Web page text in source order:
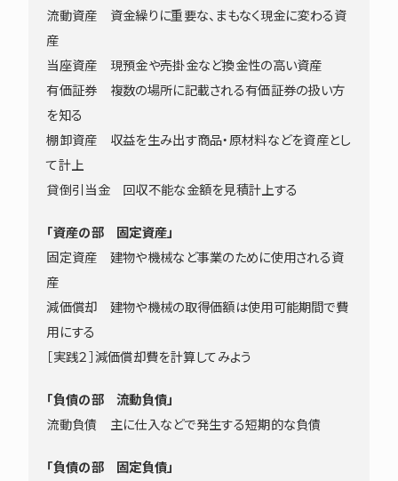
流動資産 資金繰りに重要な、まもなく現金に変わる資
産
当座資産 現預金や売掛金など換金性の高い資産
有価証券 複数の場所に記載される有価証券の扱い方
を知る
棚卸資産 収益を生み出す商品・原材料などを資産とし
て計上
貸倒引当金 回収不能な金額を見積計上する
「資産の部 固定資産」
固定資産 建物や機械など事業のために使用される資
産
減価償却 建物や機械の取得価額は使用可能期間で費
用にする
［実践２］減価償却費を計算してみよう
「負債の部 流動負債」
流動負債 主に仕入などで発生する短期的な負債
「負債の部 固定負債」